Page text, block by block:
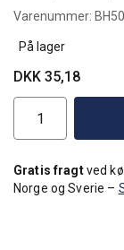
Varenummer:
På lager
DKK 35,18
Gratis fragtved
Norge og Sverie –